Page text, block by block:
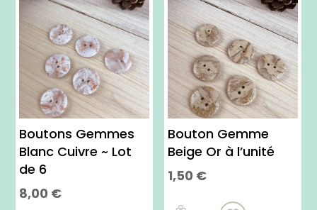
Boutons Gemmes
Blanc Cuivre ~ Lot
de 6
8,00 €
Bouton Gemme
Beige Or à l’unité
1,50 €